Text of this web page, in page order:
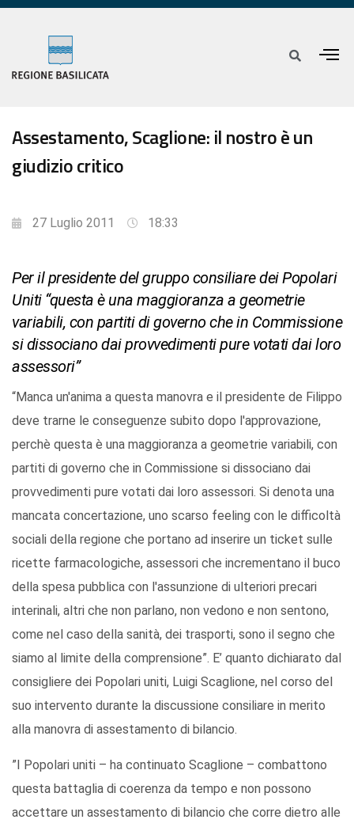
Assestamento, Scaglione: il nostro è un
giudizio critico
27 Luglio 2011 18:33
Per il presidente del gruppo consiliare dei Popolari
Uniti “questa è una maggioranza a geometrie
variabili, con partiti di governo che in Commissione
si dissociano dai provvedimenti pure votati dai loro
assessori”
“Manca un'anima a questa manovra e il presidente de Filippo
deve trarne le conseguenze subito dopo l'approvazione,
perchè questa è una maggioranza a geometrie variabili, con
partiti di governo che in Commissione si dissociano dai
provvedimenti pure votati dai loro assessori. Si denota una
mancata concertazione, uno scarso feeling con le difficoltà
sociali della regione che portano ad inserire un ticket sulle
ricette farmacologiche, assessori che incrementano il buco
della spesa pubblica con l'assunzione di ulteriori precari
interinali, altri che non parlano, non vedono e non sentono,
come nel caso della sanità, dei trasporti, sono il segno che
siamo al limite della comprensione”. E’ quanto dichiarato dal
consigliere dei Popolari uniti, Luigi Scaglione, nel corso del
suo intervento durante la discussione consiliare in merito
alla manovra di assestamento di bilancio.
”I Popolari uniti – ha continuato Scaglione – combattono
questa battaglia di coerenza da tempo e non possono
accettare un assestamento di bilancio che corre dietro alle